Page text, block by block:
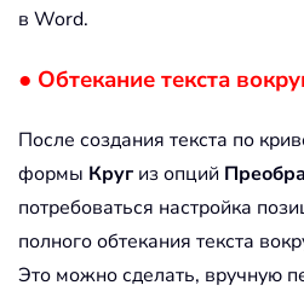
в Word.
● Обтекание текста
После создания текста по
формы Круг из опций
потребоваться настройка
полного обтекания текста
Это можно сделать, вручную